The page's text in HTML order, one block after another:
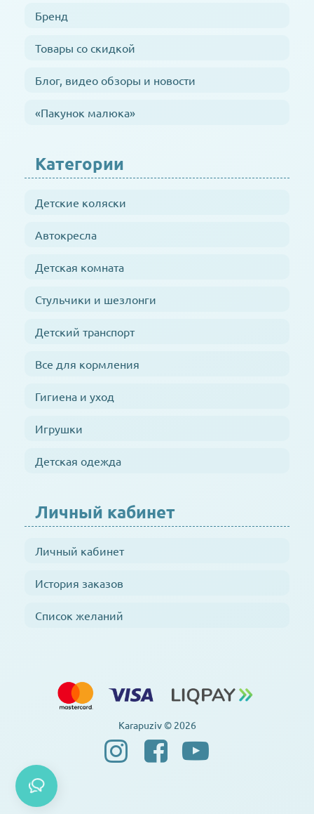
Бренд
Товары со скидкой
Блог, видео обзоры и новости
«Пакунок малюка»
Категории
Детские коляски
Автокресла
Детская комната
Стульчики и шезлонги
Детский транспорт
Все для кормления
Гигиена и уход
Игрушки
Детская одежда
Личный кабинет
Личный кабинет
История заказов
Список желаний
Karapuziv © 2026